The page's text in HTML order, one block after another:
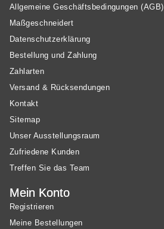
Allgemeine Geschäftsbedingungen (AGB)
Maßgeschneidert
Datenschutzerklärung
Bestellung und Zahlung
Zahlarten
Versand & Rücksendungen
Kontakt
Sitemap
Unser Ausstellungsraum
Zufriedene Kunden
Treffen Sie das Team
Mein Konto
Registrieren
Meine Bestellungen